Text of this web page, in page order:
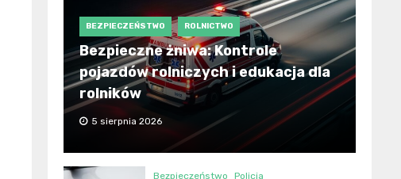
BEZPIECZEŃSTWO ROLNICTWO
Bezpieczne żniwa: Kontrole
pojazdów rolniczych i edukacja dla
rolników
5 sierpnia 2026
Bezpieczeństwo Policja